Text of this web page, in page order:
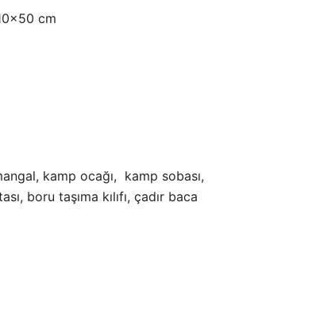
cm
kamp ocağı, kamp sobası,
boru taşıma kılıfı, çadır baca